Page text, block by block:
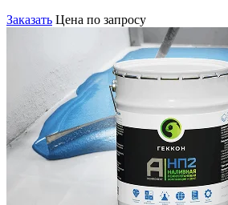
Заказать Цена по запросу